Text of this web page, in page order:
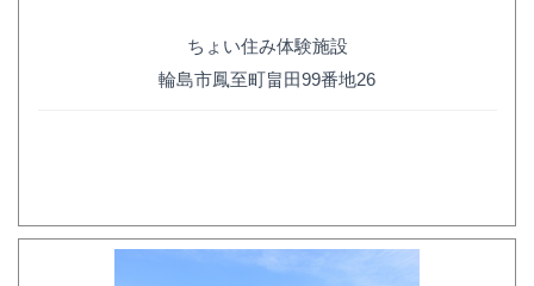
ちょい住み体験施設
輪島市鳳至町畠田99番地26